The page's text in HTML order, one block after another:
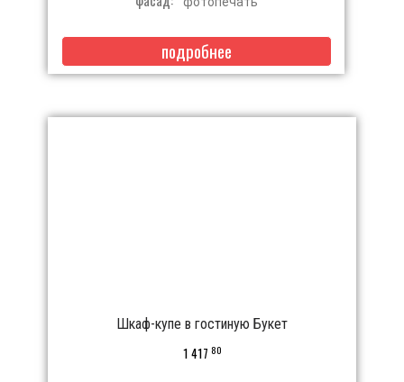
подробнее
Шкаф-купе в гостиную Букет
1 417 80